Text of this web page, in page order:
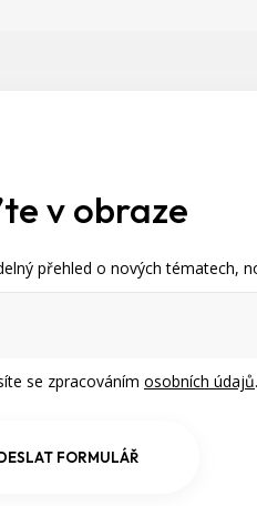
v obraze
přehled o nových tématech,
se zpracováním osobních údajů.
FORMULÁŘ